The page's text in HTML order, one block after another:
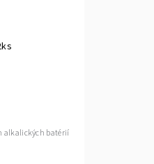
alkalických batérií